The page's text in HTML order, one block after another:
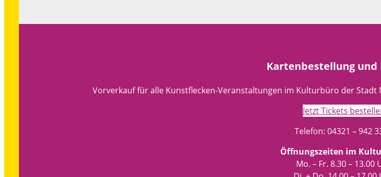
Kartenbestellung und
Vorverkauf für alle Kunstflecken-Veranstaltungen im Kulturbüro der
Jetzt Tickets
Telefon: 04321 – 942
Öffnungszeiten im
Mo. – Fr. 8.30 – 13.00